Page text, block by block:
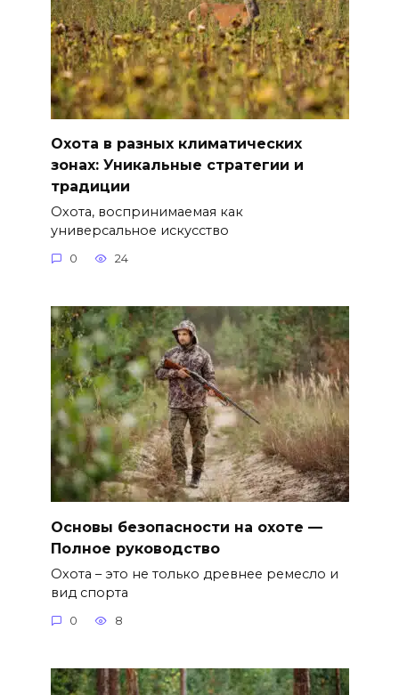
Охота в разных климатических
зонах: Уникальные стратегии и
традиции
Охота, воспринимаемая как
универсальное искусство
0 24
Основы безопасности на охоте —
Полное руководство
Охота – это не только древнее ремесло и
вид спорта
0 8